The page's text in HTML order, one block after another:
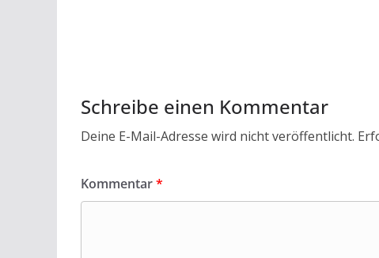
Schreibe einen Kommentar
Deine E-Mail-Adresse wird nicht veröffentlicht.
Kommentar*